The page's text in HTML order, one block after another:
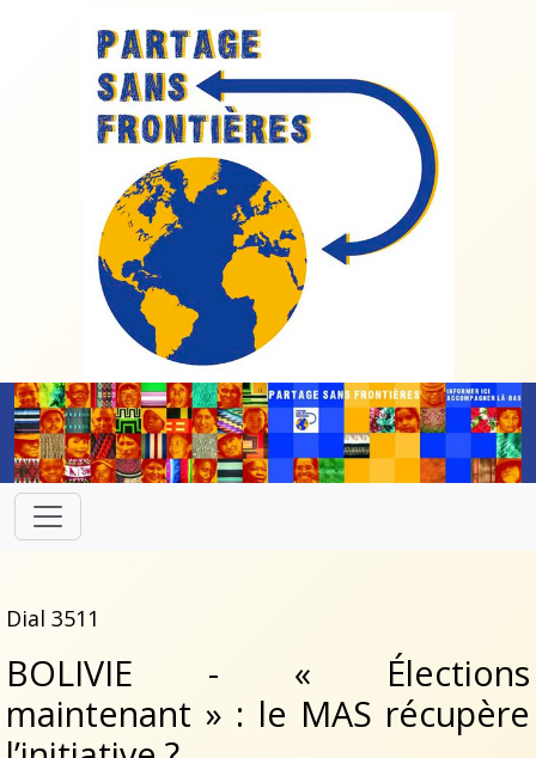
Dial 3511
BOLIVIE - « Élections
maintenant » : le MAS récupère